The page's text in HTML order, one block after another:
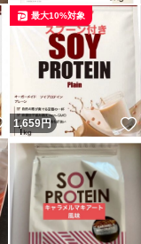
いいね！
1,659円
最大10%対象